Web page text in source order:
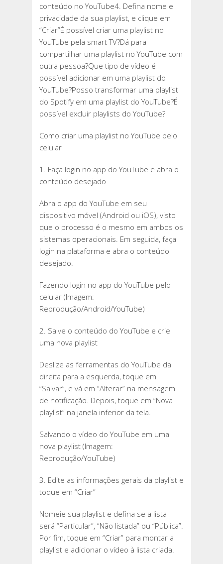
conteúdo no YouTube4. Defina nome e
privacidade da sua playlist, e clique em
“Criar”É possível criar uma playlist no
YouTube pela smart TV?Dá para
compartilhar uma playlist no YouTube com
outra pessoa?Que tipo de vídeo é
possível adicionar em uma playlist do
YouTube?Posso transformar uma playlist
do Spotify em uma playlist do YouTube?É
possível excluir playlists do YouTube?
Como criar uma playlist no YouTube pelo
celular
1. Faça login no app do YouTube e abra o
conteúdo desejado
Abra o app do YouTube em seu
dispositivo móvel (Android ou iOS), visto
que o processo é o mesmo em ambos os
sistemas operacionais. Em seguida, faça
login na plataforma e abra o conteúdo
desejado.
Fazendo login no app do YouTube pelo
celular (Imagem:
Reprodução/Android/YouTube)
2. Salve o conteúdo do YouTube e crie
uma nova playlist
Deslize as ferramentas do YouTube da
direita para a esquerda, toque em
“Salvar”, e vá em “Alterar” na mensagem
de notificação. Depois, toque em “Nova
playlist” na janela inferior da tela.
Salvando o vídeo do YouTube em uma
nova playlist (Imagem:
Reprodução/YouTube)
3. Edite as informações gerais da playlist e
toque em “Criar”
Nomeie sua playlist e defina se a lista
será “Particular”, “Não listada” ou “Pública”.
Por fim, toque em “Criar” para montar a
playlist e adicionar o vídeo à lista criada.